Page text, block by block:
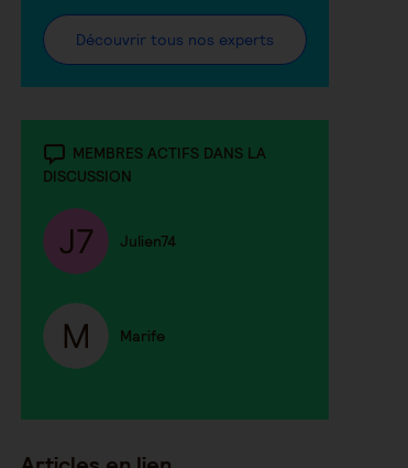
Découvrir tous nos experts
MEMBRES ACTIFS DANS LA
DISCUSSION
Julien74
Marife